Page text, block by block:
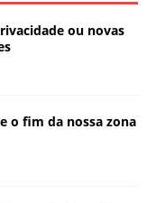
ou novas
o fim da nossa zona